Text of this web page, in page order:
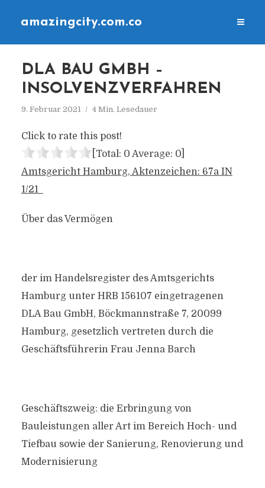
amazingcity.com.co
DLA BAU GMBH –
INSOLVENZVERFAHREN
9. Februar 2021 4 Min. Lesedauer
Click to rate this post!
[Total: 0 Average: 0]
Amtsgericht Hamburg, Aktenzeichen: 67a IN
1/21
Über das Vermögen
der im Handelsregister des Amtsgerichts
Hamburg unter HRB 156107 eingetragenen
DLA Bau GmbH, Böckmannstraße 7, 20099
Hamburg, gesetzlich vertreten durch die
Geschäftsführerin Frau Jenna Barch
Geschäftszweig: die Erbringung von
Bauleistungen aller Art im Bereich Hoch- und
Tiefbau sowie der Sanierung, Renovierung und
Modernisierung